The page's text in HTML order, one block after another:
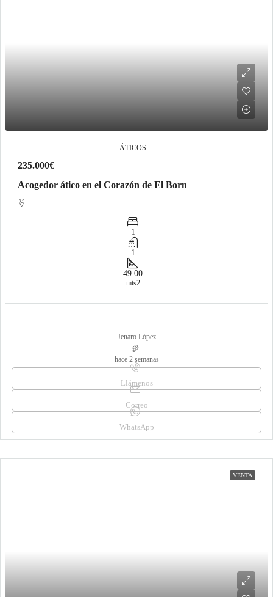
ÁTICOS
235.000€
Acogedor ático en el Corazón de El Born
1
1
49.00
mts2
Jenaro López
hace 2 semanas
Llámenos
Correo
WhatsApp
VENTA